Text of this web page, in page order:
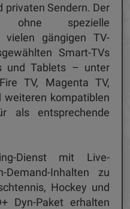
privaten Sendern. Der
ohne spezielle
vielen gängigen TV-
Smart-TVs
und Tablets – unter
TV, Magenta TV,
weiteren kompatiblen
als entsprechende
Dienst mit Live-
Demand-Inhalten zu
Hockey und
Dyn-Paket erhalten